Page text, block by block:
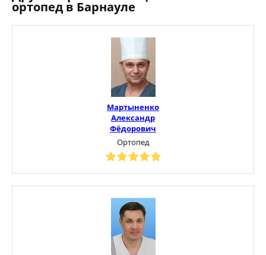
ортопед в Барнауле
Мартыненко
Александр
Фёдорович
Ортопед